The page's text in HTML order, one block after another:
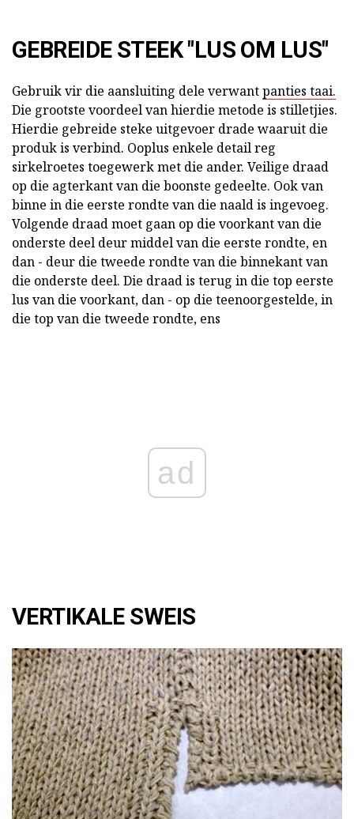
GEBREIDE STEEK "LUS OM LUS"
Gebruik vir die aansluiting dele verwantpanties taai.
Die grootste voordeel van hierdie metode is stilletjies.
Hierdie gebreide steke uitgevoer drade waaruit die
produk is verbind. Ooplus enkele detail reg
sirkelroetes toegewerk met die ander. Veilige draad
op die agterkant van die boonste gedeelte. Ook van
binne in die eerste rondte van die naald is ingevoeg.
Volgende draad moet gaan op die voorkant van die
onderste deel deur middel van die eerste rondte, en
dan - deur die tweede rondte van die binnekant van
die onderste deel. Die draad is terug in die top eerste
lus van die voorkant, dan - op die teenoorgestelde, in
die top van die tweede rondte, ens
ad
VERTIKALE SWEIS